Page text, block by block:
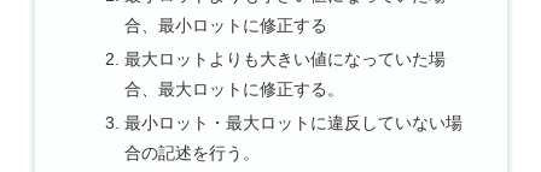
合、最小ロットに修正する
最大ロットよりも大きい値になっていた場
合、最大ロットに修正する。
最小ロット・最大ロットに違反していない場
合の記述を行う。